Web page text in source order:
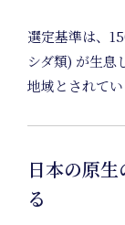
選定基準は、
シダ類) が生息
地域とされてい
日本の原
る